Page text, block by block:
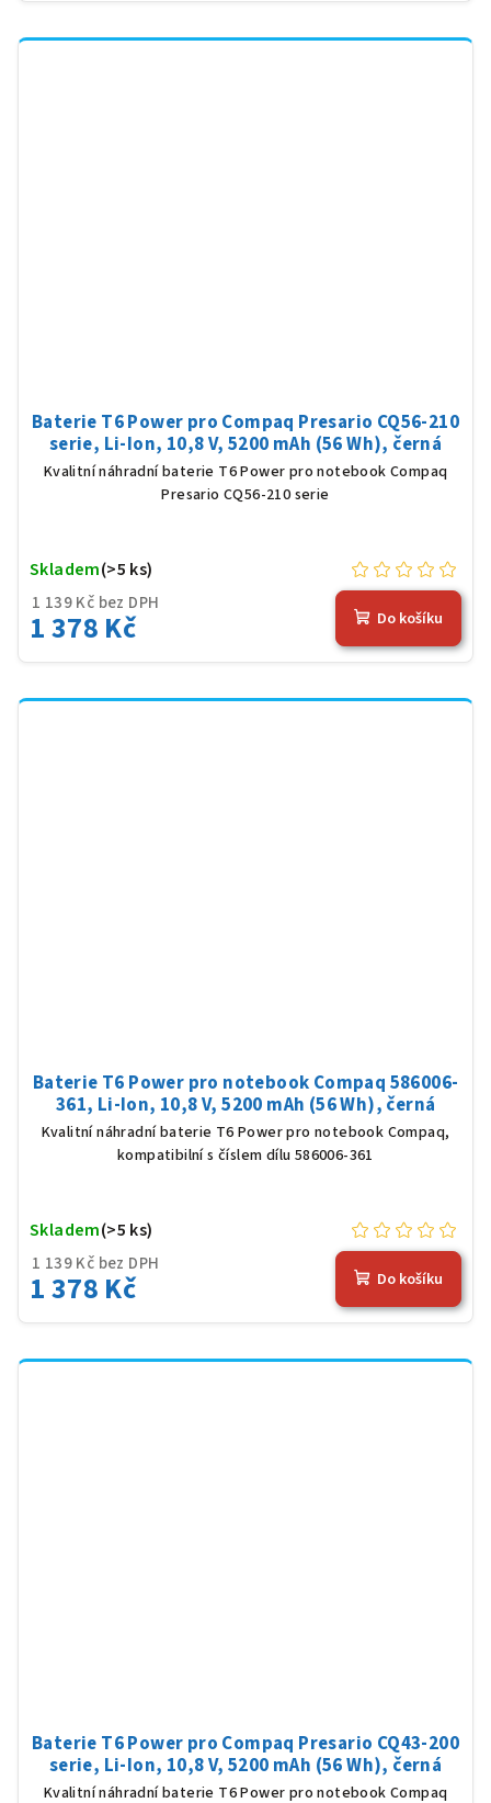
Baterie T6 Power pro Compaq Presario CQ56-210
serie, Li-Ion, 10,8 V, 5200 mAh (56 Wh), černá
Kvalitní náhradní baterie T6 Power pro notebook Compaq
Presario CQ56-210 serie
1 139 Kč bez DPH
1 378 Kč
Skladem(>5 ks)
Do košíku
Baterie T6 Power pro notebook Compaq 586006-
361, Li-Ion, 10,8 V, 5200 mAh (56 Wh), černá
Kvalitní náhradní baterie T6 Power pro notebook Compaq,
kompatibilní s číslem dílu 586006-361
1 139 Kč bez DPH
1 378 Kč
Skladem(>5 ks)
Do košíku
Baterie T6 Power pro Compaq Presario CQ43-200
serie, Li-Ion, 10,8 V, 5200 mAh (56 Wh), černá
Kvalitní náhradní baterie T6 Power pro notebook Compaq